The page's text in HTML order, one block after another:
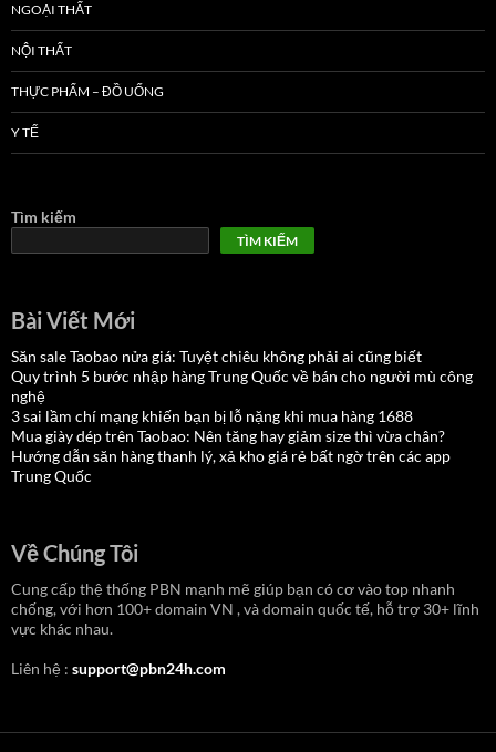
NGOẠI THẤT
NỘI THẤT
THỰC PHẨM – ĐỒ UỐNG
Y TẾ
Tìm kiếm
TÌM KIẾM
Bài Viết Mới
Săn sale Taobao nửa giá: Tuyệt chiêu không phải ai cũng biết
Quy trình 5 bước nhập hàng Trung Quốc về bán cho người mù công
nghệ
3 sai lầm chí mạng khiến bạn bị lỗ nặng khi mua hàng 1688
Mua giày dép trên Taobao: Nên tăng hay giảm size thì vừa chân?
Hướng dẫn săn hàng thanh lý, xả kho giá rẻ bất ngờ trên các app
Trung Quốc
Về Chúng Tôi
Cung cấp thệ thống PBN mạnh mẽ giúp bạn có cơ vào top nhanh
chống, với hơn 100+ domain VN , và domain quốc tế, hỗ trợ 30+ lĩnh
vực khác nhau.
Liên hệ : support@pbn24h.com